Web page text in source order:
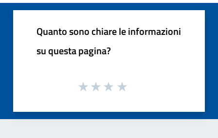
Quanto sono chiare le informazioni
su questa pagina?